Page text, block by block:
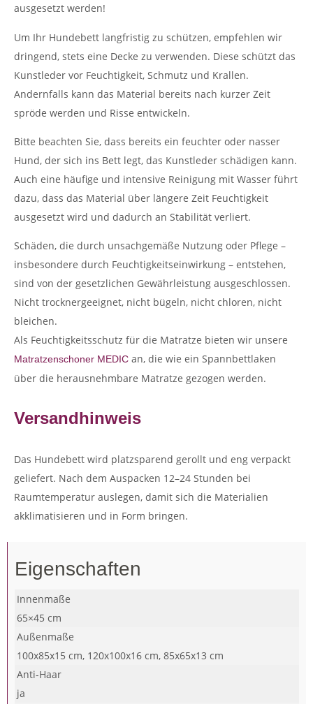
ausgesetzt werden!
Um Ihr Hundebett langfristig zu schützen, empfehlen wir
dringend, stets eine Decke zu verwenden. Diese schützt das
Kunstleder vor Feuchtigkeit, Schmutz und Krallen.
Andernfalls kann das Material bereits nach kurzer Zeit
spröde werden und Risse entwickeln.
Bitte beachten Sie, dass bereits ein feuchter oder nasser
Hund, der sich ins Bett legt, das Kunstleder schädigen kann.
Auch eine häufige und intensive Reinigung mit Wasser führt
dazu, dass das Material über längere Zeit Feuchtigkeit
ausgesetzt wird und dadurch an Stabilität verliert.
Schäden, die durch unsachgemäße Nutzung oder Pflege –
insbesondere durch Feuchtigkeitseinwirkung – entstehen,
sind von der gesetzlichen Gewährleistung ausgeschlossen.
Nicht trocknergeeignet, nicht bügeln, nicht chloren, nicht
bleichen.
Als Feuchtigkeitsschutz für die Matratze bieten wir unsere
Matratzenschoner MEDIC an, die wie ein Spannbettlaken
über die herausnehmbare Matratze gezogen werden.
Versandhinweis
Das Hundebett wird platzsparend gerollt und eng verpackt
geliefert. Nach dem Auspacken 12–24 Stunden bei
Raumtemperatur auslegen, damit sich die Materialien
akklimatisieren und in Form bringen.
Eigenschaften
Innenmaße
65×45 cm
Außenmaße
100x85x15 cm, 120x100x16 cm, 85x65x13 cm
Anti-Haar
ja